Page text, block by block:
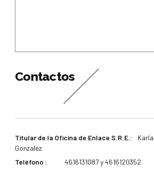
Contactos
Titular de la Oficina de Enlace S.R.E.:
Gonzalez
Teléfono :
4616131087 y 4616120352